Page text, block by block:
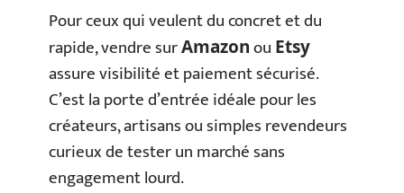
Pour ceux qui veulent du concret et du
rapide, vendre surAmazonou Etsy
assure visibilité et paiement sécurisé.
C’est la porte d’entrée idéale pour les
créateurs, artisans ou simples revendeurs
curieux de tester un marché sans
engagement lourd.